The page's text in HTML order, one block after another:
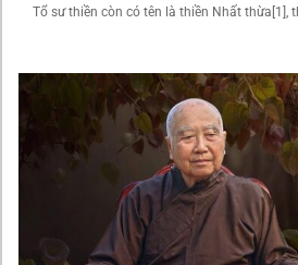
Tổ sư thiền còn có tên là thiền Nhất thừa[1],